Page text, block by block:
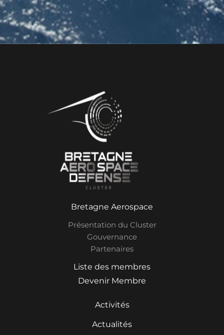
Bretagne Aerospace
Présentation du Cluster
Gouvernance
Partenaires
Liste des membres
Devenir Membre
Activités
Actualités